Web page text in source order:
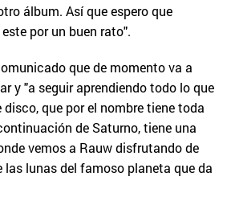
álbum. Así que espero que
por un buen rato".
que de momento va a
y "a seguir aprendiendo todo lo que
disco, que por el nombre tiene toda
de Saturno, tiene una
vemos a Rauw disfrutando de
las lunas del famoso planeta que da